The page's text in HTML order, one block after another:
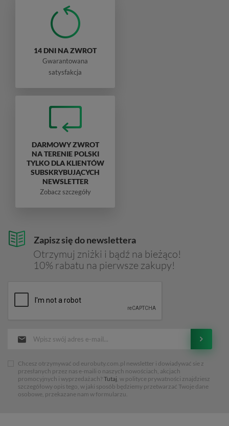
Zapisz się do newslettera
Otrzymuj zniżki i bądź na bieżąco!
10% rabatu na pierwsze zakupy!
Chcesz otrzymywać od eurobuty.com.pl newsletter i dowiadywać sie z
przesłanych przez nas e-maili o naszych nowościach, akcjach
promocyjnych i wyprzedażach? Tutaj, w polityce prywatności znajdziesz
szczegółowy opis tego, w jaki sposób będziemy przetwarzać Twoje dane
osobowe, przekazane nam w formularzu.
14 DNI NA ZWROT
Gwarantowana
satysfakcja
DARMOWY ZWROT
NA TERENIE POLSKI
TYLKO DLA KLIENTÓW
SUBSKRYBUJĄCYCH
NEWSLETTER
Zobacz szczegóły